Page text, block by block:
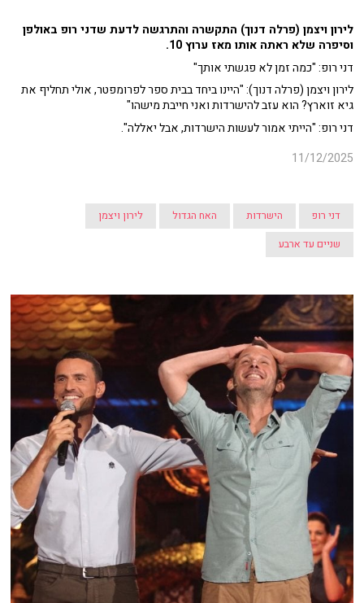
לירון ויצמן (פרלה דנוך) התקשרה והתרגשה לדעת שדני רופ באולפן
וסיפרה שלא ראתה אותו מאז ערוץ 10.
דני רופ: "כמה זמן לא פגשתי אותך"
לירון ויצמן (פרלה דנוך): "היינו ביחד בבית ספר לפרומפטר, אולי תחליף את
גיא זוארץ? הוא עזב להישרדות ואני חייבת מישהו"
דני רופ: "הייתי אמור לעשות הישרדות, אבל יאללה".
11/12/2025
דני רופ הישרדות האח הגדול
לירון ויצמן
שניים עד ארבע